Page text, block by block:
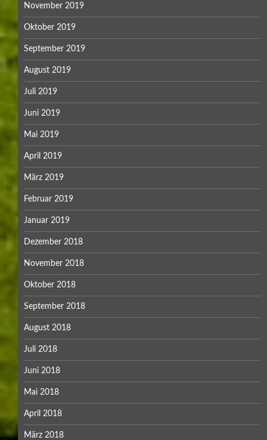
November 2019
Oktober 2019
September 2019
August 2019
Juli 2019
Juni 2019
Mai 2019
April 2019
März 2019
Februar 2019
Januar 2019
Dezember 2018
November 2018
Oktober 2018
September 2018
August 2018
Juli 2018
Juni 2018
Mai 2018
April 2018
März 2018